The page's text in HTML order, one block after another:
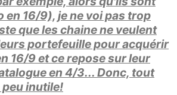
en 16/9), je ne voi pas trop
que les chaine ne veulent
portefeuille pour acquérir
16/9 et ce repose sur leur
en 4/3... Donc, tout
inutile!